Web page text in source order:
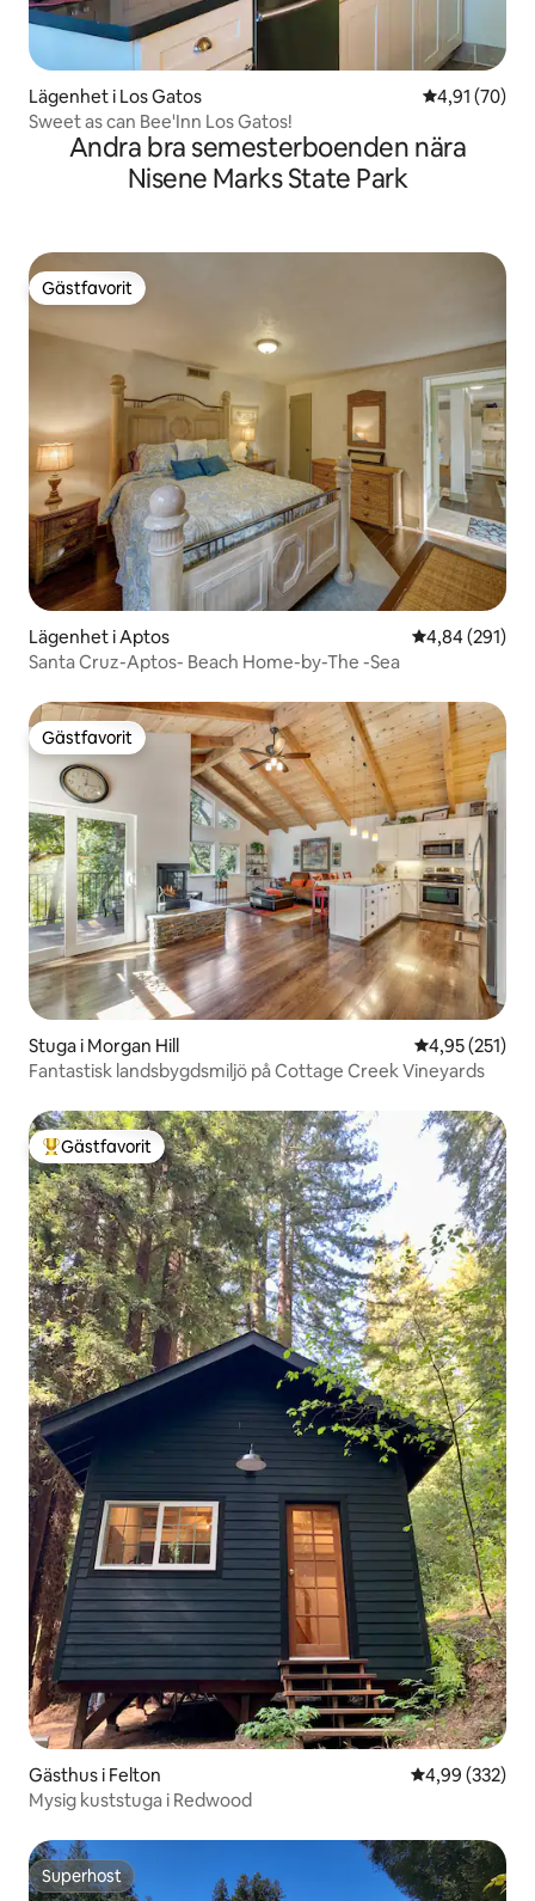
Lägenhet i Los Gatos 4,91 av 5 i
4,91 (70)
Sweet as can Bee'Inn Los Gatos!
Andra bra semesterboenden nära
Nisene Marks State Park
Gästfavorit
Gästfavorit
Lägenhet i Aptos 4,84 av 5 i
4,84 (291)
Santa Cruz-Aptos- Beach Home-by-The -Sea
Gästfavorit
Gästfavorit
Stuga i Morgan Hill 4,95 av 5 i
4,95 (251)
Fantastisk landsbygdsmiljö på Cottage Creek Vineyards
Populär gästfavorit
Gästfavorit
Gästhus i Felton 4,99 av 5 i
4,99 (332)
Mysig kuststuga i Redwood
Superhost
Superhost